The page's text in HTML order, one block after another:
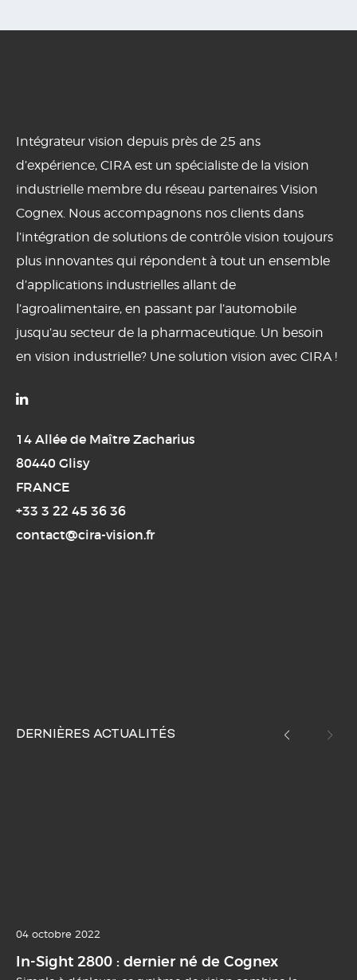
Intégrateur vision depuis près de 25 ans
d’expérience, CIRA est un spécialiste de la vision
industrielle membre du réseau partenaires Vision
Cognex. Nous accompagnons nos clients dans
l’intégration de solutions de contrôle vision toujours
plus innovantes qui répondent à tout un ensemble
d’applications industrielles allant de
l’agroalimentaire, en passant par l’automobile
jusqu’au secteur de la pharmaceutique. Un besoin
en vision industrielle? Une solution vision avec CIRA !

14 Allée de Maître Zacharius
80440 Glisy
FRANCE
+33 3 22 45 36 36
contact@cira-vision.fr
DERNIÈRES ACTUALITÉS
04 octobre 2022
In-Sight 2800 : dernier né de Cognex